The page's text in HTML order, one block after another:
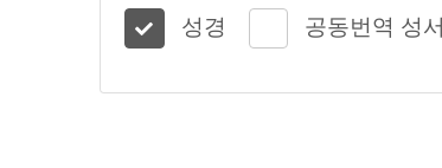
성경 공동번역 성서